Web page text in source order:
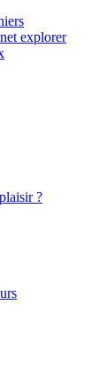
explorer
?